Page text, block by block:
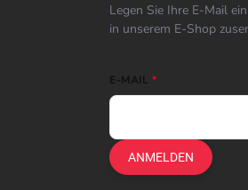
Legen Sie Ihre E-Mail
in unserem E-Shop
E-MAIL
ANMELDEN